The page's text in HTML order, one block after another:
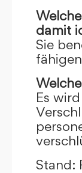
damit
Sie
Es
Stand: